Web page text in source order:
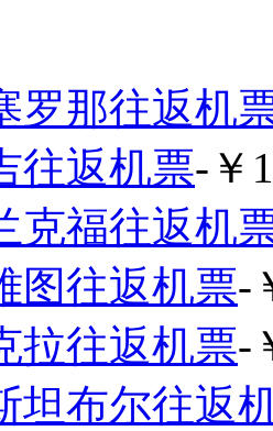
罗那往返机
往返机票-￥
克福往返机
图往返机票-
拉往返机票-
坦布尔往返